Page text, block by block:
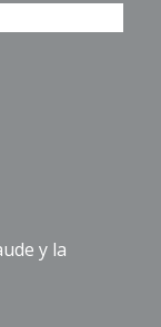
y la